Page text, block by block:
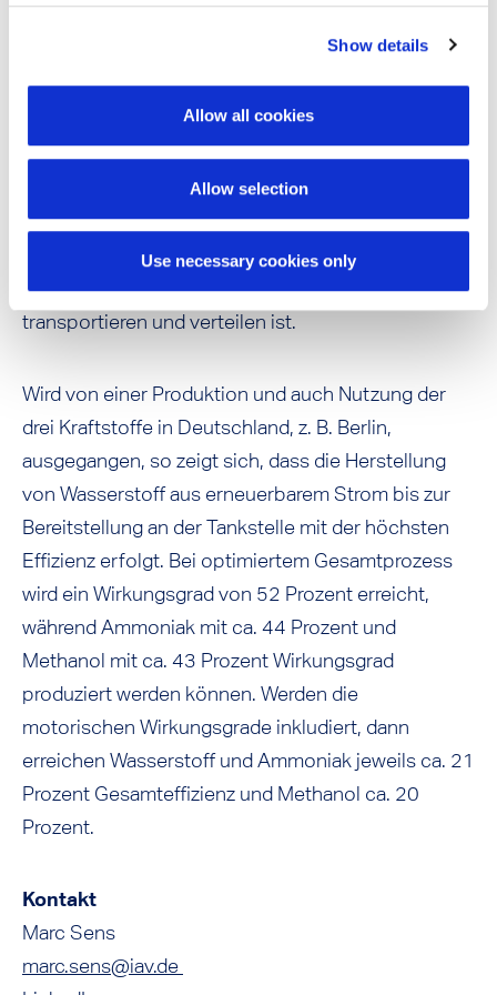
Show details
Allow all cookies
Allow selection
Use necessary cookies only
nur ein Wirkungsgrad von ca. 41 Prozent erreicht
werden.
Die drei sehr unterschiedlichen
Wirkungsgradpotenziale werfen nun die Frage auf,
ob der Kraftstoff, der bei seiner Nutzung die
höchsten Wirkungsgrade erreichen lässt, auch mit
dem geringsten Aufwand zu produzieren sowie zu
transportieren und verteilen ist.
Wird von einer Produktion und auch Nutzung der
drei Kraftstoffe in Deutschland, z. B. Berlin,
ausgegangen, so zeigt sich, dass die Herstellung
von Wasserstoff aus erneuerbarem Strom bis zur
Bereitstellung an der Tankstelle mit der höchsten
Effizienz erfolgt. Bei optimiertem Gesamtprozess
wird ein Wirkungsgrad von 52 Prozent erreicht,
während Ammoniak mit ca. 44 Prozent und
Methanol mit ca. 43 Prozent Wirkungsgrad
produziert werden können. Werden die
motorischen Wirkungsgrade inkludiert, dann
erreichen Wasserstoff und Ammoniak jeweils ca. 21
Prozent Gesamteffizienz und Methanol ca. 20
Prozent.
Kontakt
Marc Sens
marc.sens@iav.de